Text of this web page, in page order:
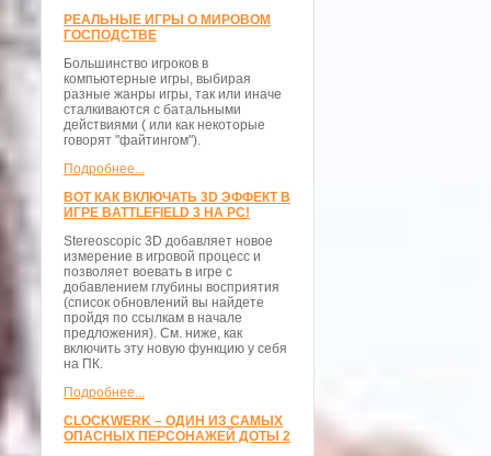
РЕАЛЬНЫЕ ИГРЫ О МИРОВОМ
ГОСПОДСТВЕ
Большинство игроков в
компьютерные игры, выбирая
разные жанры игры, так или иначе
сталкиваются с батальными
действиями ( или как некоторые
говорят "файтингом").
Подробнее...
ВОТ КАК ВКЛЮЧАТЬ 3D ЭФФЕКТ В
ИГРЕ BATTLEFIELD 3 НА PC!
Stereoscopic 3D добавляет новое
измерение в игровой процесс и
позволяет воевать в игре с
добавлением глубины восприятия
(список обновлений вы найдете
пройдя по ссылкам в начале
предложения). См. ниже, как
включить эту новую функцию у себя
на ПК.
Подробнее...
CLOCKWERK – ОДИН ИЗ САМЫХ
ОПАСНЫХ ПЕРСОНАЖЕЙ ДОТЫ 2